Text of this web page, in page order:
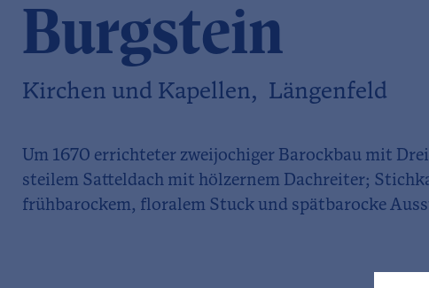
Burgstein
Kirchen und Kapellen, Längenfeld
Um 1670 errichteter zweijochiger Barockbau mit
steilem Satteldach mit hölzernem Dachreiter;
frühbarockem, floralem Stuck und spätbarocke